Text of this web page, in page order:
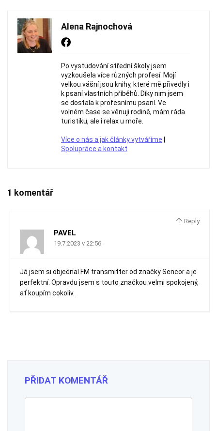
Alena Rajnochová
Po vystudování střední školy jsem
vyzkoušela více různých profesí. Mojí
velkou vášní jsou knihy, které mě přivedly i
k psaní vlastních příběhů. Díky nim jsem
se dostala k profesnímu psaní. Ve
volném čase se věnuji rodině, mám ráda
turistiku, ale i relax u moře.
Více o nás a jak články vytváříme
Spolupráce a kontakt
1 komentář
Reply
PAVEL
19.7.2023 v 22:56
Já jsem si objednal FM transmitter od značky Sencor a je
perfektní. Opravdu jsem s touto značkou velmi spokojený,
ať koupím cokoliv.
PŘIDAT KOMENTÁŘ